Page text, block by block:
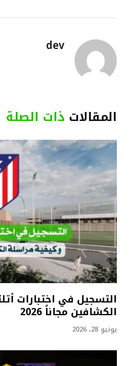
dev
المقالات ذات الصلة
التسجيل في اختبارات
الكشافين مجاناً 2026
يونيو 28, 2026